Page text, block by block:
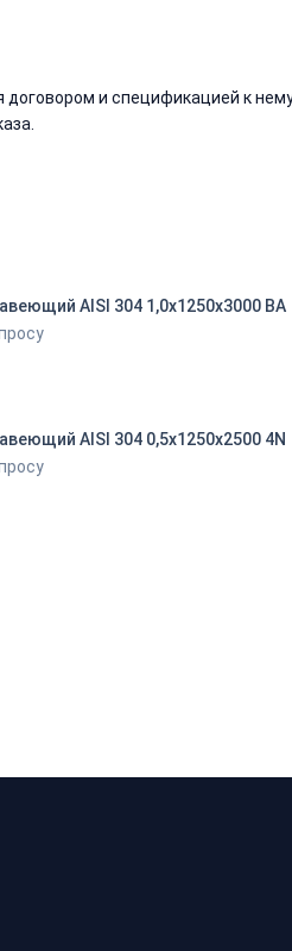
и спецификацией к
AISI 304 1,0х1250х3000 ВА
AISI 304 0,5х1250х2500 4N